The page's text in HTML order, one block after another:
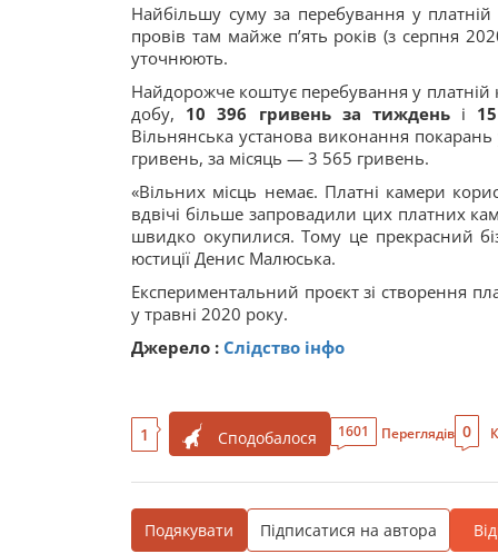
Найбільшу суму за перебування у
провів там майже п’ять років (з серпня
уточнюють.
Найдорожче коштує перебування у платній
добу, 10 396 гривень за тиждень і
Вільнянська установа виконання покарань
гривень, за місяць — 3 565 гривень.
«Вільних місць немає. Платні камери
вдвічі більше запровадили цих платних
швидко окупилися. Тому це прекрасний
юстиції Денис Малюська.
Експериментальний проєкт зі створення
у травні 2020 року.
Джерело : Слідство інфо
1 Сподобалося 1601 Переглядів 0
Подякувати Підписатися на автора